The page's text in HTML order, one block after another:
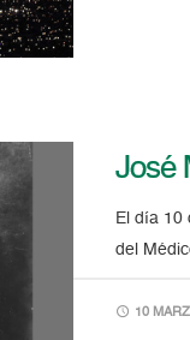
José
El día 10
del
10